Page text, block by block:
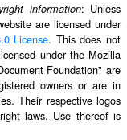
information: Unless
are licensed under
License. This does not
under the Mozilla
Foundation" are
owners or are in
Their respective logos
laws. Use thereof is